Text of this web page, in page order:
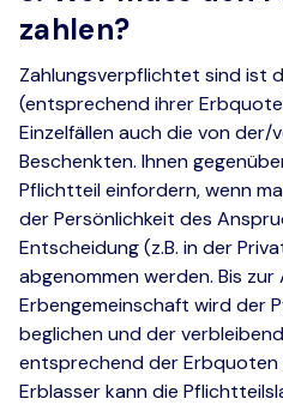
zahlen?
Zahlungsverpflichtet sind ist
(entsprechend ihrer
Einzelfällen auch die von
Beschenkten. Ihnen
Pflichtteil einfordern, wenn
der Persönlichkeit des
Entscheidung (z.B. in der
abgenommen werden. Bis
Erbengemeinschaft wird der
beglichen und der
entsprechend der Erbquoten
Erblasser kann die